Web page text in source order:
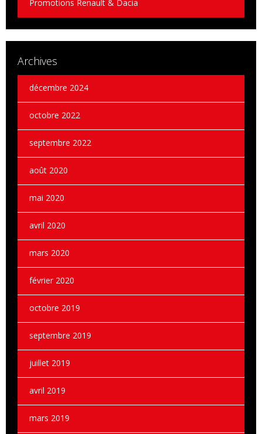
Promotions Renault & Dacia
Archives
décembre 2024
octobre 2022
septembre 2022
août 2020
mai 2020
avril 2020
mars 2020
février 2020
octobre 2019
septembre 2019
juillet 2019
avril 2019
mars 2019